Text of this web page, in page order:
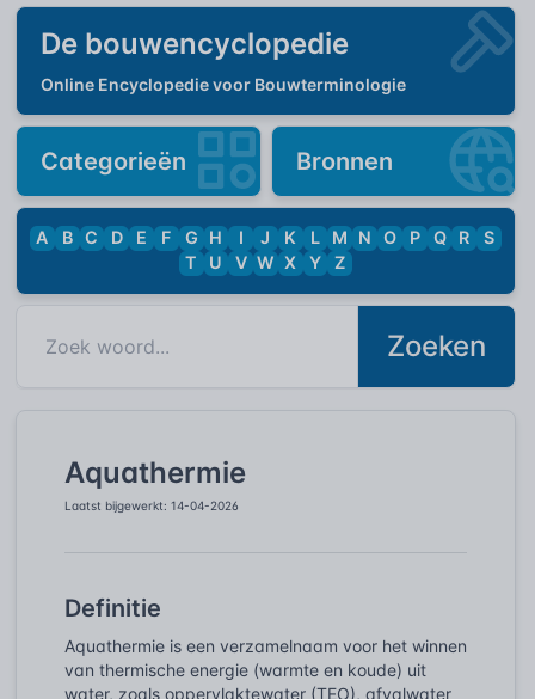
De bouwencyclopedie
Online Encyclopedie voor Bouwterminologie
Categorieën Bronnen
A B C D E F G H I J K L M N O P Q R
S
T
U V W X Y Z
Zoeken
Aquathermie
Laatst bijgewerkt: 14-04-2026
Definitie
Aquathermie is een verzamelnaam voor het winnen
van thermische energie (warmte en koude) uit
water, zoals oppervlaktewater (TEO), afvalwater